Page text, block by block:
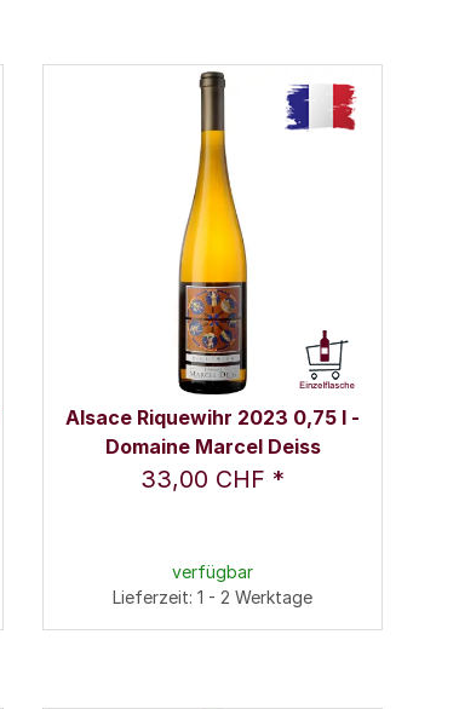
Alsace Riquewihr 2023 0,75 l -
Domaine Marcel Deiss
33,00 CHF *
verfügbar
Lieferzeit: 1 - 2 Werktage